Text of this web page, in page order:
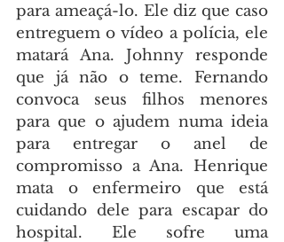
para ameaçá-lo. Ele diz que caso
entreguem o vídeo a polícia, ele
matará Ana. Johnny responde
que já não o teme. Fernando
convoca seus filhos menores
para que o ajudem numa ideia
para entregar o anel de
compromisso a Ana. Henrique
mata o enfermeiro que está
cuidando dele para escapar do
hospital. Ele sofre uma